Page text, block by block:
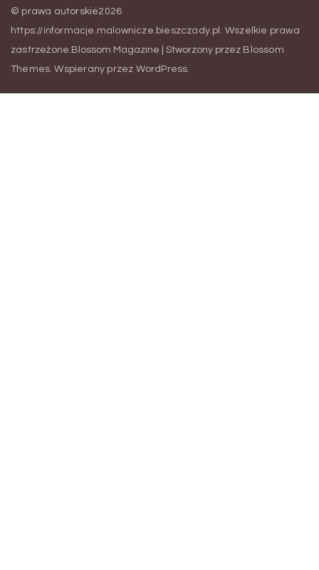
© prawa autorskie2026
https://informacje.malownicze.bieszczady.pl . Wszelkie prawa
zastrzeżone. Blossom Magazine | Stworzony przez Blossom
Themes. Wspierany przez WordPress.